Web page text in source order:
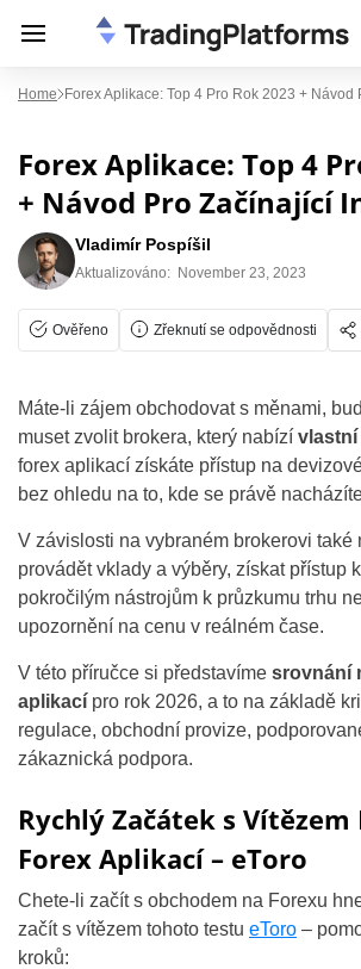
Home Forex Aplikace: Top 4 Pro Rok 2023 +
Forex Aplikace: Top 4
+ Návod Pro Začínající
Vladimír Pospíšil
Aktualizováno: November 23, 2023
Ověřeno Zřeknutí se odpovědnosti
Máte-li zájem obchodovat s měnami,
muset zvolit brokera, který nabízí vlastní
forex aplikací získáte přístup na
bez ohledu na to, kde se právě
V závislosti na vybraném brokerovi také
provádět vklady a výběry, získat přístup
pokročilým nástrojům k průzkumu trhu
upozornění na cenu v reálném čase.
V této příručce si představíme srovnání
aplikací pro rok 2026, a to na základě
regulace, obchodní provize,
zákaznická podpora.
Rychlý Začátek s Vítězem
Forex Aplikací – eToro
Chete-li začít s obchodem na Forexu
začít s vítězem tohoto testu eToro –
kroků: